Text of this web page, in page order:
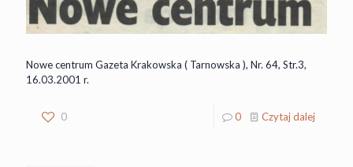
Nowe centrum Gazeta Krakowska ( Tarnowska ), Nr. 64, Str.3,
16.03.2001 r.
0 0 Czytaj dalej